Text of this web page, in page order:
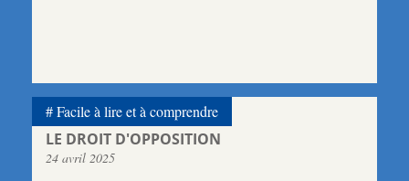
LE DROIT D'OPPOSITION
24 avril 2025
Facile à lire et à comprendre